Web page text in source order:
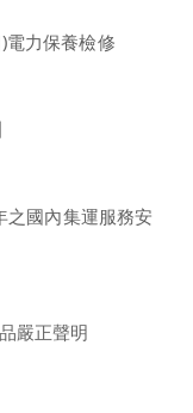
電力保養檢修
之國內集運服務安
嚴正聲明